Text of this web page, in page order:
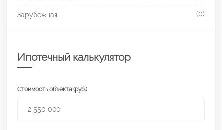
Зарубежная (0)
Ипотечный калькулятор
Стоимость объекта (руб.)